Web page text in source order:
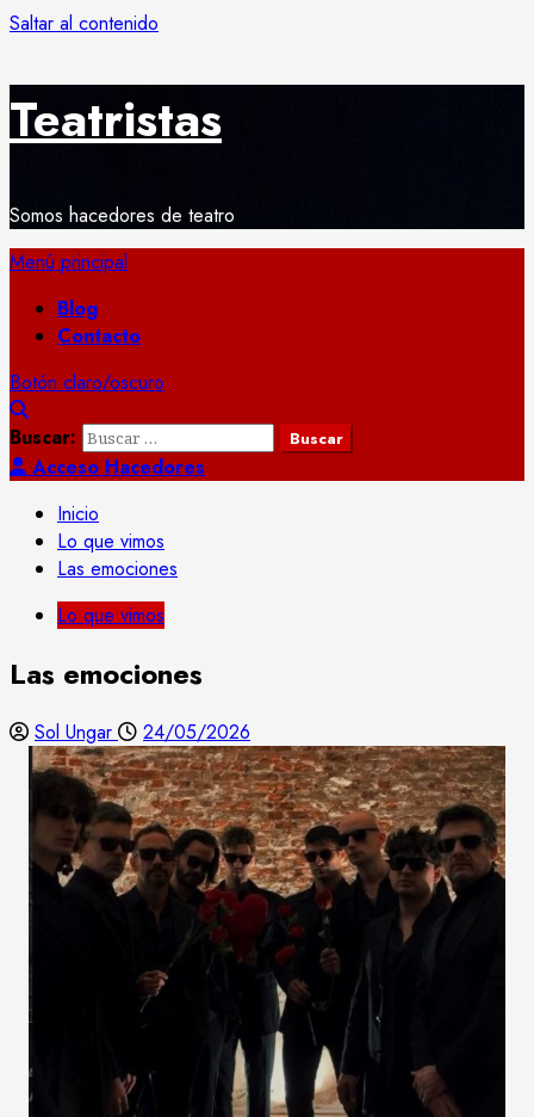
Saltar al contenido
Teatristas
Somos hacedores de teatro
Menú principal
Blog
Contacto
Botón claro/oscuro
Buscar:
Acceso Hacedores
Inicio
Lo que vimos
Las emociones
Lo que vimos
Las emociones
Sol Ungar 24/05/2026